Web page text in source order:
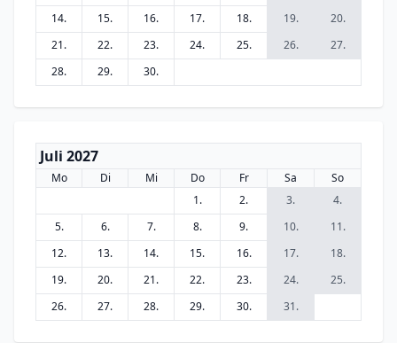
14.
15. 16. 17. 18. 19.
20.
21.
22. 23. 24. 25. 26.
27.
28.
29. 30.
Juli 2027
Mo Di Mi Do Fr Sa
So
1.
2. 3.
4.
5.
6. 7. 8. 9. 10.
11.
12.
13. 14. 15. 16. 17.
18.
19.
20. 21. 22. 23. 24.
25.
26.
27. 28. 29. 30. 31.